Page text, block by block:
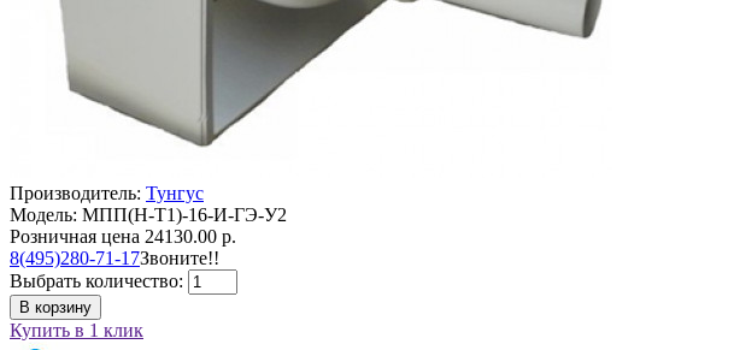
Производитель: Тунгус
Модель: МПП(Н-Т1)-16-И-ГЭ-У2
Розничная цена 24130.00 р.
8(495)280-71-17Звоните!!
Выбрать количество:
В корзину
Купить в 1 клик